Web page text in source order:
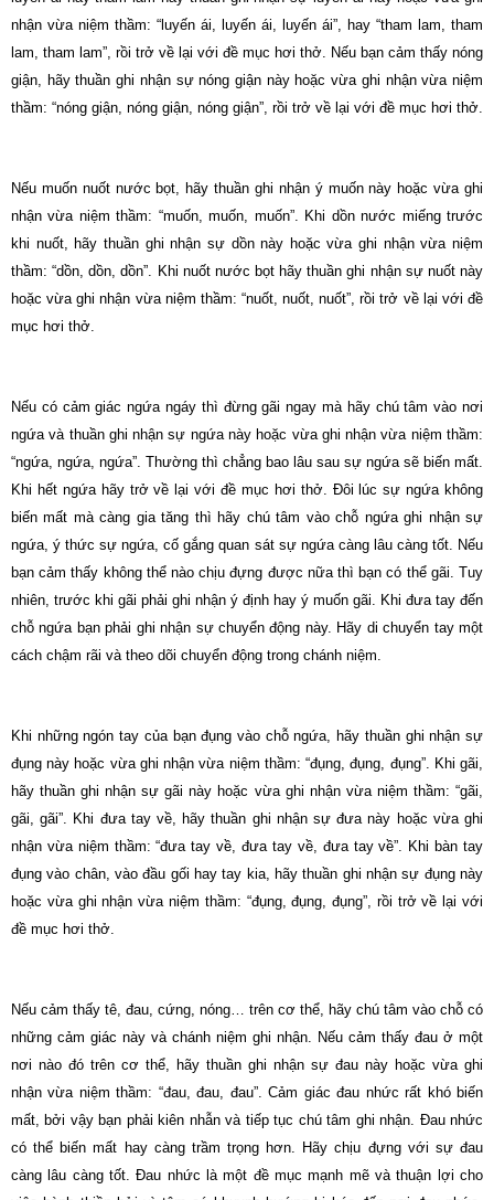
nhận vừa niệm thầm: “luyến ái, luyến ái, luyến ái”, hay “tham lam, tham
lam, tham lam”, rồi trở về lại với đề mục hơi thở. Nếu bạn cảm thấy nóng
giận, hãy thuần ghi nhận sự nóng giận này hoặc vừa ghi nhận vừa niệm
thầm: “nóng giận, nóng giận, nóng giận”, rồi trở về lại với đề mục hơi thở.
Nếu muốn nuốt nước bọt, hãy thuần ghi nhận ý muốn này hoặc vừa ghi
nhận vừa niệm thầm: “muốn, muốn, muốn”. Khi dồn nước miếng trước
khi nuốt, hãy thuần ghi nhận sự dồn này hoặc vừa ghi nhận vừa niệm
thầm: “dồn, dồn, dồn”. Khi nuốt nước bọt hãy thuần ghi nhận sự nuốt này
hoặc vừa ghi nhận vừa niệm thầm: “nuốt, nuốt, nuốt”, rồi trở về lại với đề
mục hơi thở.
Nếu có cảm giác ngứa ngáy thì đừng gãi ngay mà hãy chú tâm vào nơi
ngứa và thuần ghi nhận sự ngứa này hoặc vừa ghi nhận vừa niệm thầm:
“ngứa, ngứa, ngứa”. Thường thì chẳng bao lâu sau sự ngứa sẽ biến mất.
Khi hết ngứa hãy trở về lại với đề mục hơi thở. Ðôi lúc sự ngứa không
biến mất mà càng gia tăng thì hãy chú tâm vào chỗ ngứa ghi nhận sự
ngứa, ý thức sự ngứa, cố gắng quan sát sự ngứa càng lâu càng tốt. Nếu
bạn cảm thấy không thể nào chịu đựng được nữa thì bạn có thể gãi. Tuy
nhiên, trước khi gãi phải ghi nhận ý định hay ý muốn gãi. Khi đưa tay đến
chỗ ngứa bạn phải ghi nhận sự chuyển động này. Hãy di chuyển tay một
cách chậm rãi và theo dõi chuyển động trong chánh niệm.
Khi những ngón tay của bạn đụng vào chỗ ngứa, hãy thuần ghi nhận sự
đụng này hoặc vừa ghi nhận vừa niệm thầm: “đụng, đụng, đụng”. Khi gãi,
hãy thuần ghi nhận sự gãi này hoặc vừa ghi nhận vừa niệm thầm: “gãi,
gãi, gãi”. Khi đưa tay về, hãy thuần ghi nhận sự đưa này hoặc vừa ghi
nhận vừa niệm thầm: “đưa tay về, đưa tay về, đưa tay về”. Khi bàn tay
đụng vào chân, vào đầu gối hay tay kia, hãy thuần ghi nhận sự đụng này
hoặc vừa ghi nhận vừa niệm thầm: “đụng, đụng, đụng”, rồi trở về lại với
đề mục hơi thở.
Nếu cảm thấy tê, đau, cứng, nóng… trên cơ thể, hãy chú tâm vào chỗ có
những cảm giác này và chánh niệm ghi nhận. Nếu cảm thấy đau ở một
nơi nào đó trên cơ thể, hãy thuần ghi nhận sự đau này hoặc vừa ghi
nhận vừa niệm thầm: “đau, đau, đau”. Cảm giác đau nhức rất khó biến
mất, bởi vậy bạn phải kiên nhẫn và tiếp tục chú tâm ghi nhận. Ðau nhức
có thể biến mất hay càng trầm trọng hơn. Hãy chịu đựng với sự đau
càng lâu càng tốt. Ðau nhức là một đề mục mạnh mẽ và thuận lợi cho